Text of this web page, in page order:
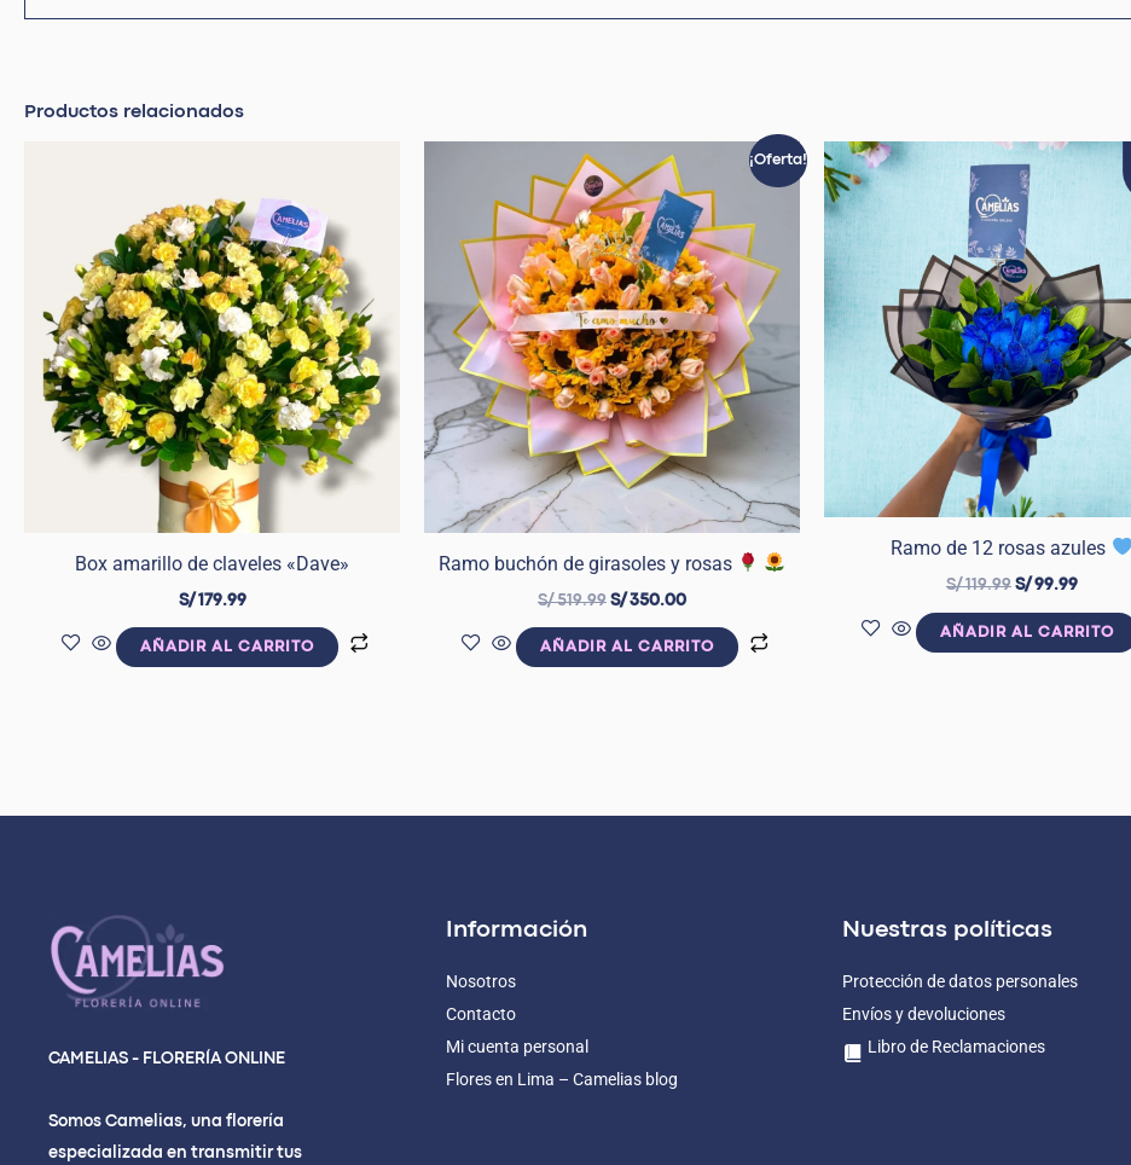
Productos relacionados
Box amarillo de claveles «Dave»
S/179.99
AÑADIR AL CARRITO
¡Oferta!
Ramo buchón de girasoles y rosas
S/519.99
precio
original
era:
S/ 519.99.
S/350.00
actual
es:
S/ 350.00.
AÑADIR AL CARRITO
Ramo de 12 rosas azules
S/119.99
precio
original
era:
S/ 119.99.
S/99.99
El
precio
actual
AÑADIR AL CARRITO
CAMELIAS - FLORERÍA ONLINE
Somos Camelias, una florería
especializada en transmitir tus
Información
Nosotros
Contacto
Mi cuenta personal
Flores en Lima – Camelias blog
Nuestras políticas
Protección de datos personales
Envíos y devoluciones
Libro de Reclamaciones